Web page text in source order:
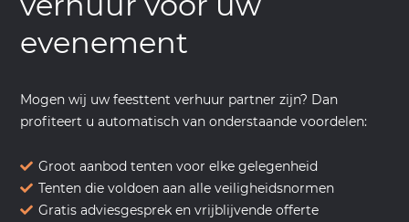
evenement
Mogen wij uw feesttent verhuur partner zijn? Dan
profiteert u automatisch van onderstaande voordelen:
Groot aanbod tenten voor elke gelegenheid
Tenten die voldoen aan alle veiligheidsnormen
Gratis adviesgesprek en vrijblijvende offerte